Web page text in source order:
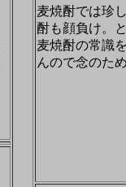
麦焼酎では珍
酎も顔負け。
麦焼酎の常識
んので念のた